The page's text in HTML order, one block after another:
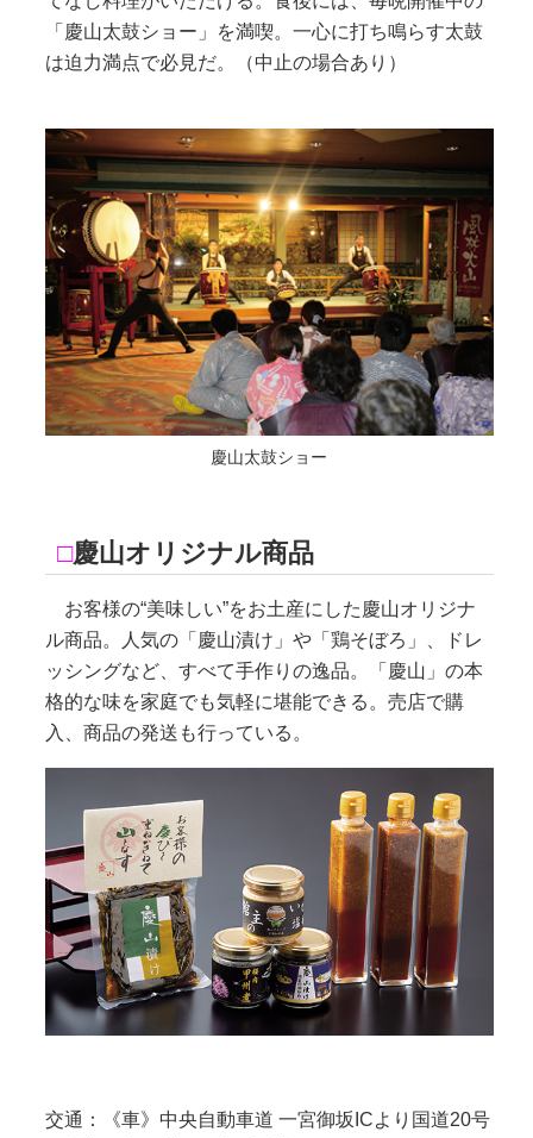
「慶山太鼓ショー」を満喫。一心に打ち鳴らす太鼓
は迫力満点で必見だ。（中止の場合あり）
慶山太鼓ショー
□慶山オリジナル商品
お客様の“美味しい”をお土産にした慶山オリジナ
ル商品。人気の「慶山漬け」や「鶏そぼろ」、ドレ
ッシングなど、すべて手作りの逸品。「慶山」の本
格的な味を家庭でも気軽に堪能できる。売店で購
入、商品の発送も行っている。
交通：《車》中央自動車道 一宮御坂ICより国道20号